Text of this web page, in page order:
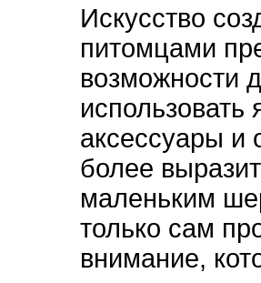
Искусство
питомцами
возможности
использовать
аксессуары и
более
маленьким
только сам
внимание,